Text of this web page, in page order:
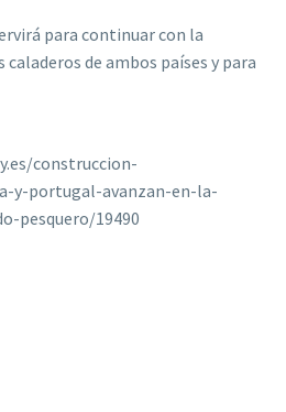
para continuar con la
de ambos países y para
construccion-
y-portugal-avanzan-en-la-
pesquero/19490